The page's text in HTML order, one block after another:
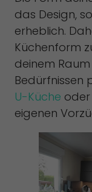
das Design,
erheblich.
Küchenform
deinem
Bedürfnissen
U-Küche oder
eigenen